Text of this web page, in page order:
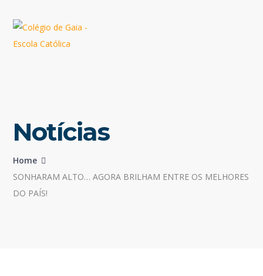
Notícias
Home
SONHARAM ALTO… AGORA BRILHAM ENTRE OS MELHORES
DO PAÍS!